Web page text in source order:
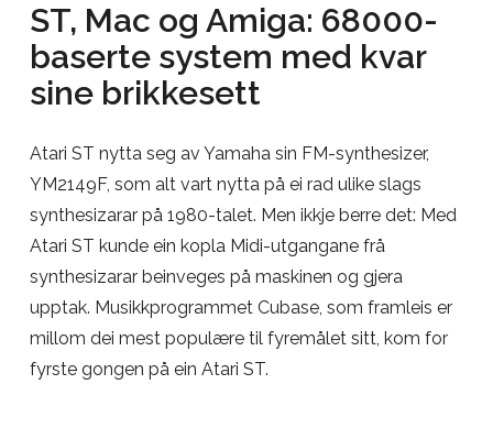
ST, Mac og Amiga: 68000-
baserte system med kvar
sine brikkesett
Atari ST nytta seg av Yamaha sin FM-synthesizer,
YM2149F, som alt vart nytta på ei rad ulike slags
synthesizarar på 1980-talet. Men ikkje berre det: Med
Atari ST kunde ein kopla Midi-utgangane frå
synthesizarar beinveges på maskinen og gjera
upptak. Musikkprogrammet Cubase, som framleis er
millom dei mest populære til fyremålet sitt, kom for
fyrste gongen på ein Atari ST.